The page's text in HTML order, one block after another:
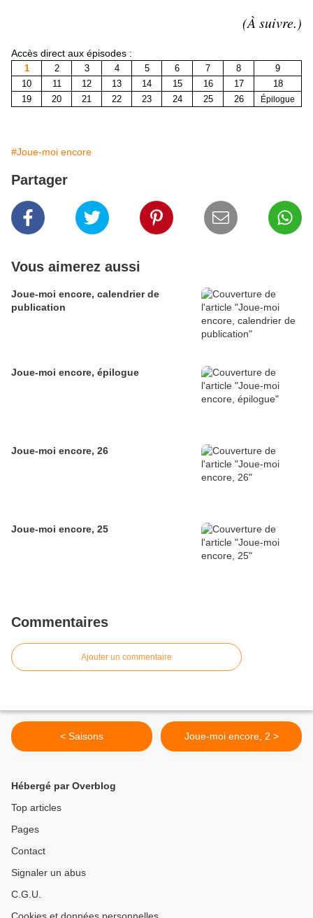
(À suivre.)
Accès direct aux épisodes :
1 2 3 4 5 6 7 8
9
10
11 12 13 14 15 16 17
18
19
20 21 22 23 24 25 26 Épilogue
#Joue-moi encore
Partager
Vous aimerez aussi
Joue-moi encore, calendrier de
publication
Joue-moi encore, épilogue
Joue-moi encore, 26
Joue-moi encore, 25
Commentaires
Ajouter un commentaire
< Saisons Joue-moi encore, 2 >
Hébergé par Overblog
Top articles
Pages
Contact
Signaler un abus
C.G.U.